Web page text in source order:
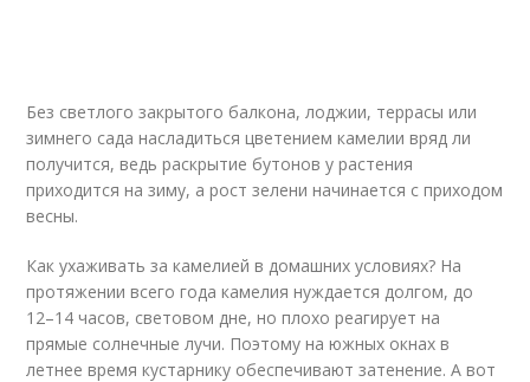
Без светлого закрытого балкона, лоджии, террасы или
зимнего сада насладиться цветением камелии вряд ли
получится, ведь раскрытие бутонов у растения
приходится на зиму, а рост зелени начинается с приходом
весны.
Как ухаживать за камелией в домашних условиях? На
протяжении всего года камелия нуждается долгом, до
12–14 часов, световом дне, но плохо реагирует на
прямые солнечные лучи. Поэтому на южных окнах в
летнее время кустарнику обеспечивают затенение. А вот